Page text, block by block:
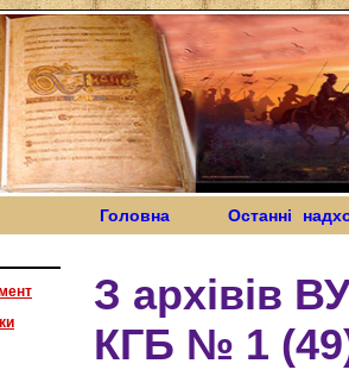
Головна Останні
З архівів
КГБ № 1